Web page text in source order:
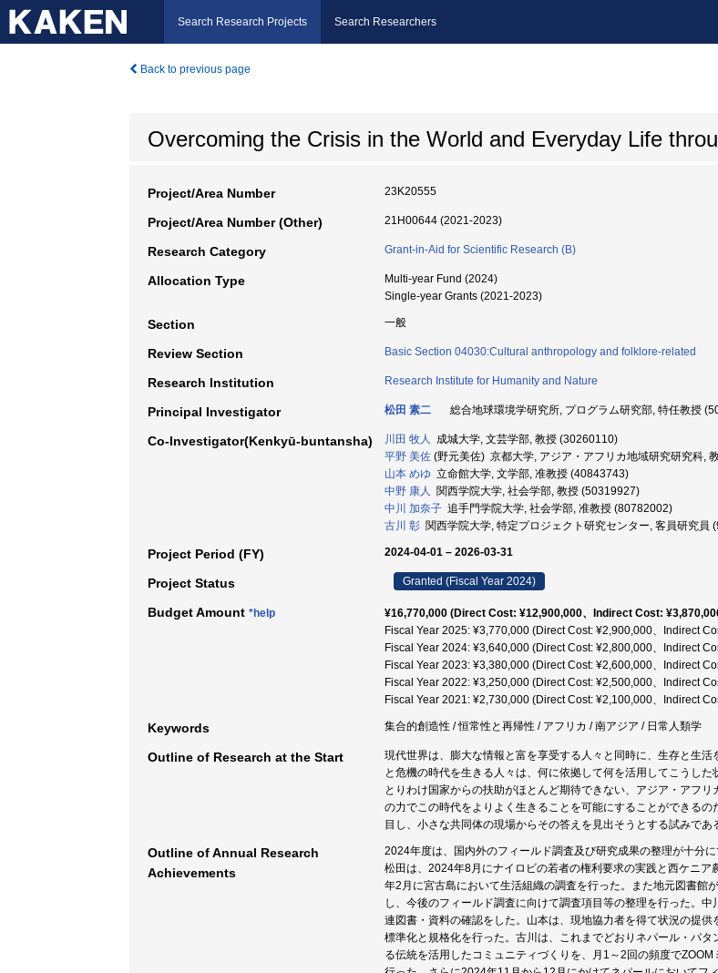
Search Research Projects Search Researchers
Back to previous page
Overcoming the Crisis in the World and Everyday Life
Project/Area Number 23K20555
Project/Area Number (Other) 21H00644 (2021-2023)
Research Category Grant-in-Aid for Scientific Research (B)
Allocation Type
Multi-year Fund (2024)
Single-year Grants (2021-2023)
Section 一般
Review Section Basic Section 04030:Cultural anthropology and folklore-related
Research Institution Research Institute for Humanity and Nature
Principal Investigator 松田 素二 総合地球環境学研究所, プログラム研究部, 特任教授
Co-Investigator(Kenkyū-buntansha) 川田 牧人
成城大学, 文芸学部, 教授 (30260110)
平野 美佐 (野元美佐) 京都大学, アジア・アフリカ地域研究研究科,
山本 めゆ 立命館大学, 文学部, 准教授 (40843743)
中野 康人
関西学院大学, 社会学部, 教授 (50319927)
中川 加奈子 追手門学院大学, 社会学部, 准教授 (80782002)
古川 彰 関西学院大学, 特定プロジェクト研究センター, 客員研究員
Project Period (FY) 2024-04-01 – 2026-03-31
Project Status Granted (Fiscal Year 2024)
Budget Amount *help
¥16,770,000 (Direct Cost: ¥12,900,000、Indirect Cost:
Fiscal Year 2025: ¥3,770,000 (Direct Cost: ¥2,900,000、Indirect
Fiscal Year 2024: ¥3,640,000 (Direct Cost: ¥2,800,000、Indirect
Fiscal Year 2023: ¥3,380,000 (Direct Cost: ¥2,600,000、Indirect
Fiscal Year 2022: ¥3,250,000 (Direct Cost: ¥2,500,000、Indirect
Fiscal Year 2021: ¥2,730,000 (Direct Cost: ¥2,100,000、Indirect
Keywords 集合的創造性 / 恒常性と再帰性 / アフリカ / 南アジア / 日常人類学
Outline of Research at the Start
現代世界は、膨大な情報と富を享受する人々と同時に、生存と生
と危機の時代を生きる人々は、何に依拠して何を活用してこうし
とりわけ国家からの扶助がほとんど期待できない、アジア・アフ
の力でこの時代をよりよく生きることを可能にすることができる
目し、小さな共同体の現場からその答えを見出そうとする試みであ
Outline of Annual Research
Achievements
2024年度は、国内外のフィールド調査及び研究成果の整理が十分に
松田は、2024年8月にナイロビの若者の権利要求の実践と西ケニ
年2月に宮古島において生活組織の調査を行った。また地元図書館
し、今後のフィールド調査に向けて調査項目等の整理を行った。
連図書・資料の確認をした。山本は、現地協力者を得て状況の提
標準化と規格化を行った。古川は、これまでどおりネパール・パ
る伝統を活用したコミュニティづくりを、月1～2回の頻度で